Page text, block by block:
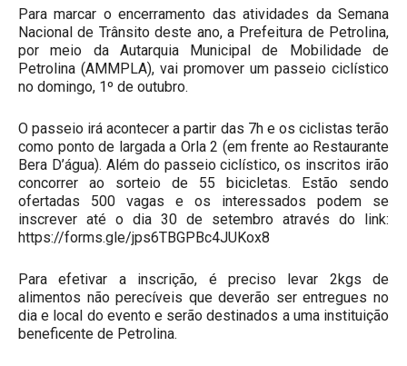
Para marcar o encerramento das atividades da Semana
Nacional de Trânsito deste ano, a Prefeitura de Petrolina,
por meio da Autarquia Municipal de Mobilidade de
Petrolina (AMMPLA), vai promover um passeio ciclístico
no domingo, 1º de outubro.
O passeio irá acontecer a partir das 7h e os ciclistas terão
como ponto de largada a Orla 2 (em frente ao Restaurante
Bera D’água). Além do passeio ciclístico, os inscritos irão
concorrer ao sorteio de 55 bicicletas. Estão sendo
ofertadas 500 vagas e os interessados podem se
inscrever até o dia 30 de setembro através do link:
https://forms.gle/jps6TBGPBc4JUKox8
Para efetivar a inscrição, é preciso levar 2kgs de
alimentos não perecíveis que deverão ser entregues no
dia e local do evento e serão destinados a uma instituição
beneficente de Petrolina.